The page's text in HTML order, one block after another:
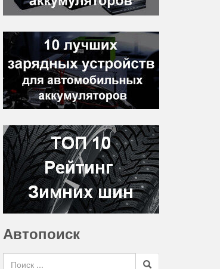
Автопоиск
Search for